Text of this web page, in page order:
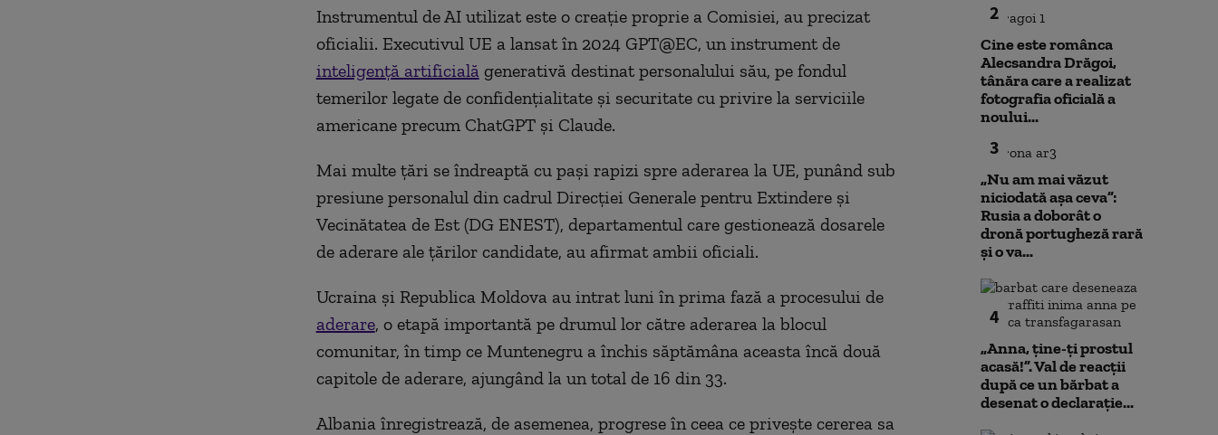
Instrumentul de AI utilizat este o creaţie proprie a Comisiei, au precizat
oficialii. Executivul UE a lansat în 2024 GPT@EC, un instrument de
inteligenţă artificialăgenerativă destinat personalului său, pe fondul
temerilor legate de confidenţialitate şi securitate cu privire la serviciile
americane precum ChatGPT şi Claude.
Mai multe ţări se îndreaptă cu paşi rapizi spre aderarea la UE, punând sub
presiune personalul din cadrul Direcţiei Generale pentru Extindere şi
Vecinătatea de Est (DG ENEST), departamentul care gestionează dosarele
de aderare ale ţărilor candidate, au afirmat ambii oficiali.
Ucraina şi Republica Moldova au intrat luni în prima fază a procesului de
aderare, o etapă importantă pe drumul lor către aderarea la blocul
comunitar, în timp ce Muntenegru a închis săptămâna aceasta încă două
capitole de aderare, ajungând la un total de 16 din 33.
Albania înregistrează, de asemenea, progrese în ceea ce priveşte cererea sa
2
Cine este românca
Alecsandra Drăgoi,
tânăra care a realizat
fotografia oficială a
noului...
3
„Nu am mai văzut
niciodată așa ceva”:
Rusia a doborât o
dronă portugheză rară
și o va...
4
„Anna, ţine-ţi prostul
acasă!”. Val de reacții
după ce un bărbat a
desenat o declarație...